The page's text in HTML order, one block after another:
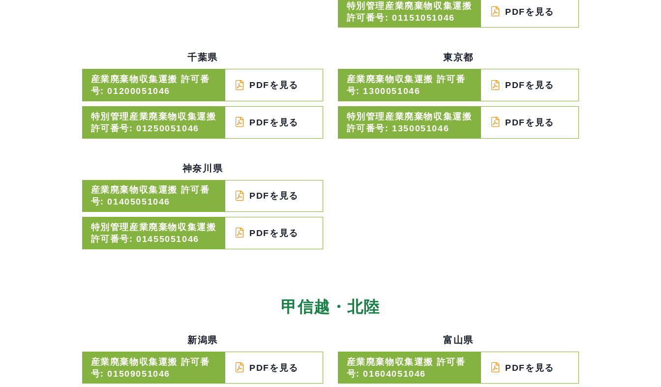
特別管理産業廃棄物収集運搬
許可番号: 01151051046
PDFを見る
千葉県
産業廃棄物収集運搬 許可番
号: 01200051046
PDFを見る
特別管理産業廃棄物収集運搬
許可番号: 01250051046
PDFを見る
東京都
産業廃棄物収集運搬 許可番
号: 1300051046
PDFを見る
特別管理産業廃棄物収集運搬
許可番号: 1350051046
PDFを見る
神奈川県
産業廃棄物収集運搬 許可番
号: 01405051046
PDFを見る
特別管理産業廃棄物収集運搬
許可番号: 01455051046
PDFを見る
甲信越・北陸
新潟県
産業廃棄物収集運搬 許可番
号: 01509051046
PDFを見る
富山県
産業廃棄物収集運搬 許可番
号: 01604051046
PDFを見る